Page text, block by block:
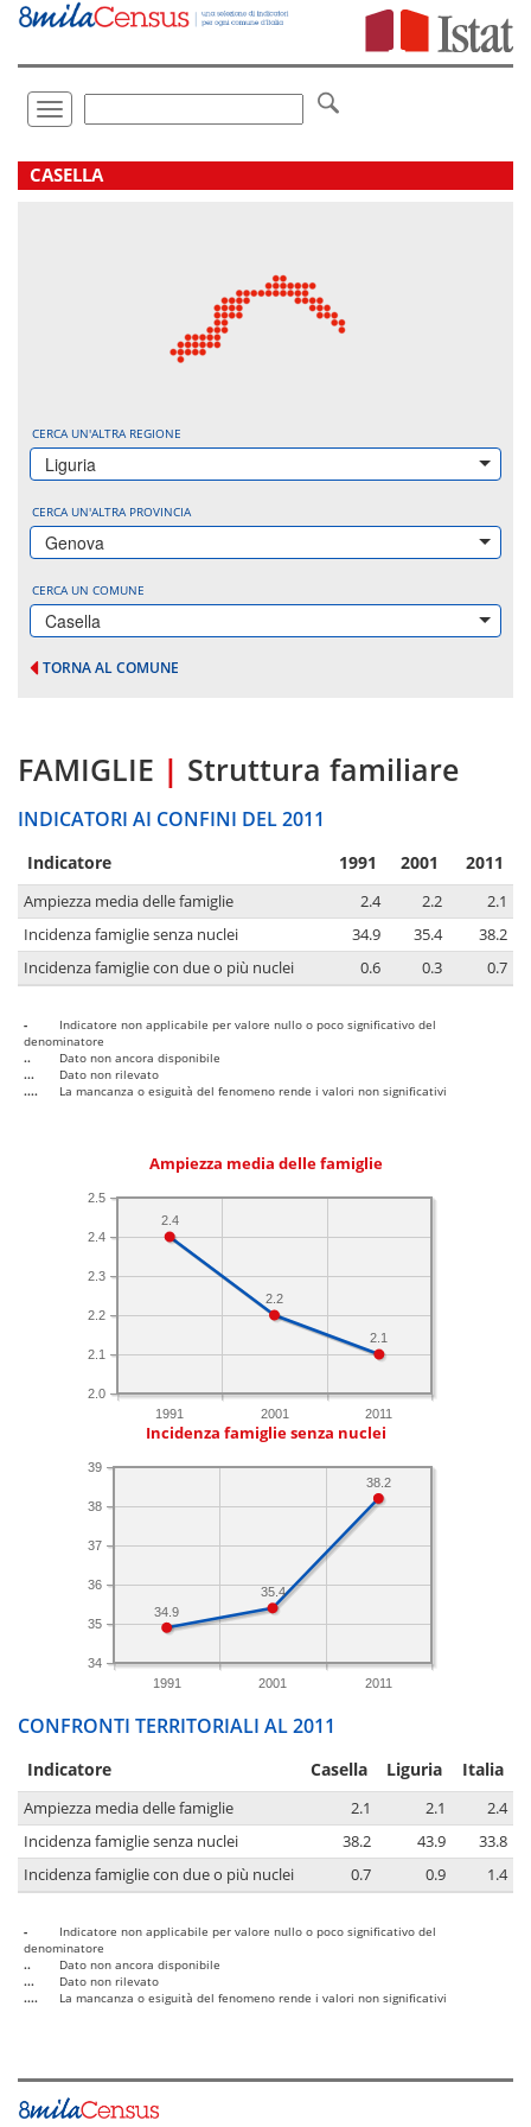
Vai
direttamente
Toggle
navigation
.
CASELLA
CERCA UN'ALTRA REGIONE
Liguria
CERCA UN'ALTRA PROVINCIA
Genova
CERCA UN COMUNE
Casella
TORNA AL COMUNE
FAMIGLIE | Struttura familiare
INDICATORI AI CONFINI DEL 2011
Indicatore 1991 2001 2011
Ampiezza media delle famiglie 2.4 2.2
2.1
Incidenza famiglie senza nuclei
34.9 35.4
38.2
Incidenza famiglie con due o più nuclei
0.6 0.3 0.7
-
Indicatore non applicabile per valore nullo o poco significativo del
denominatore
..
Dato non ancora disponibile
...
Dato non rilevato
....
La mancanza o esiguità del fenomeno rende i valori non significativi
Ampiezza media delle famiglie
1991 2001 2011
2.0
2.1
2.2
2.3
2.4
2.5
2.1
2.2
2.4
Incidenza famiglie senza nuclei
1991 2001 2011
34
35
36
37
38
39
38.2
35.4
34.9
CONFRONTI TERRITORIALI AL 2011
Indicatore Casella Liguria Italia
Ampiezza media delle famiglie 2.1 2.1
2.4
Incidenza famiglie senza nuclei
38.2 43.9
33.8
Incidenza famiglie con due o più nuclei
0.7 0.9 1.4
-
Indicatore non applicabile per valore nullo o poco significativo del
denominatore
..
Dato non ancora disponibile
...
Dato non rilevato
....
La mancanza o esiguità del fenomeno rende i valori non significativi